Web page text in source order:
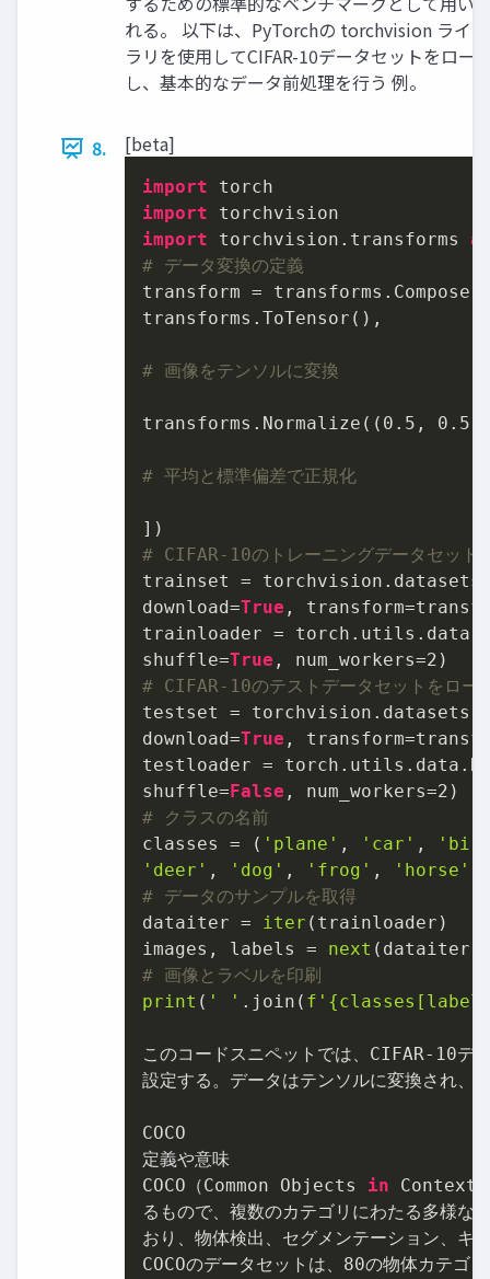
れる。 以下は、PyTorchの torchvision ライブ
ラリを使用してCIFAR-10データセットをロー
し、基本的なデータ前処理を行う 例。
8. [beta]
import
import
import torchvision.transforms
# データ変換の定義
transform =
transforms.ToTensor(),
# 画像をテンソルに変換
transforms.Normalize(( 0.5 , 0.5
# 平均と標準偏差で正規化
# CIFAR-10のトレーニングデータセット
trainset =
download=True ,
trainloader =
shuffle=True , num_workers=2
# CIFAR-10のテストデータセットをロー
testset =
download=True ,
testloader =
shuffle= False , num_workers=2
# クラスの名前
classes = ( 'plane' , 'car' ,
'deer' , 'dog' , 'frog' , 'horse'
# データのサンプルを取得
dataiter = iter (trainloader)
images, labels = next
# 画像とラベルを印刷
print ( ' ' .join( f'
このコードスニペットでは、CIFAR- 10デ
設定する。データはテンソルに変換され、
COCO
定義や意味
COCO（Common Objects in Context）
るもので、複数のカテゴリにわたる多様な
おり、物体検出、セグメンテーション、キ
COCOのデータセットは、 80の物体カテゴ